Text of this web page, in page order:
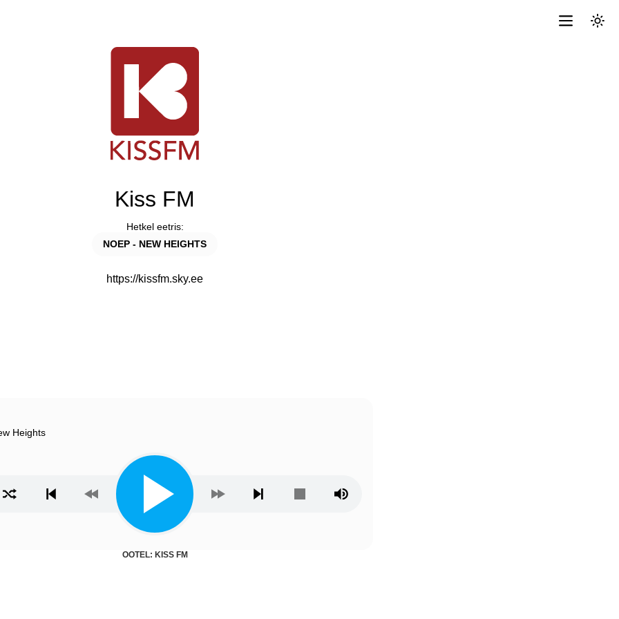
Kiss FM
Hetkel eetris:
NOEP - NEW HEIGHTS
https://kissfm.sky.ee
Heights
OOTEL: KISS FM